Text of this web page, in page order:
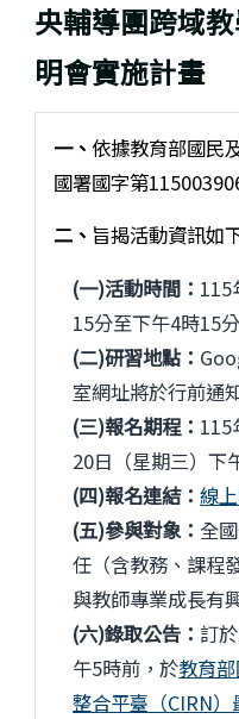
央輔導團跨域
明會實施計畫
一、 依據教育部國民
國署國字第
二、 旨揭活動資訊如
(一)活動時間： 115
15分至下午4時15
(二)研習地點：
室網址將於行前通
(三)報名期程： 115
20日（星期三）下
(四)報名連結：線
(五)參與對象：全
任（含教務、課程
與教師專業成長有
(六)錄取公告：訂
午5時前，於教育
整合平臺（CIRN